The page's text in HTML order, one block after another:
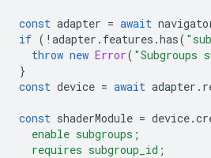
const adapter = await
if ( ! adapter . features .has(
throw new Error(
}
const device = await adapter .
const shaderModule = device.
  enable subgroups;
  requires subgroup_id;